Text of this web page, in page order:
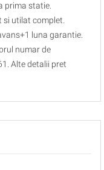
prima statie.
utilat complet.
luna garantie.
numar de
Alte detalii pret